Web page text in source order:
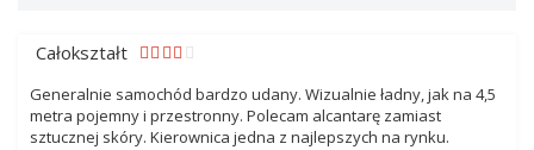
Całokształt
Generalnie samochód bardzo udany. Wizualnie ładny, jak na 4,5
metra pojemny i przestronny. Polecam alcantarę zamiast
sztucznej skóry. Kierownica jedna z najlepszych na rynku.